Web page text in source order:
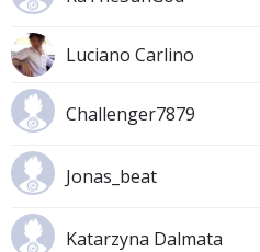
Luciano Carlino
Challenger7879
Jonas_beat
Katarzyna Dalmata